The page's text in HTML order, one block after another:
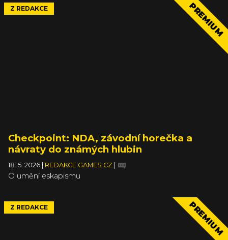
Z REDAKCE PREMIUM
Checkpoint: NDA, závodní horečka a
návraty do známých hlubin
18. 5. 2026 REDAKCE GAMES.CZ
O umění eskapismu
Z REDAKCE PREMIUM